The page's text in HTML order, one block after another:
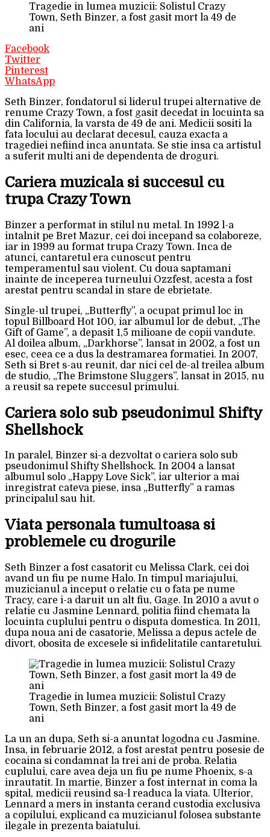
Tragedie in lumea muzicii: Solistul Crazy
Town, Seth Binzer, a fost gasit mort la 49 de
ani
Facebook
Twitter
Pinterest
WhatsApp
Seth Binzer, fondatorul si liderul trupei alternative de
renume Crazy Town, a fost gasit decedat in locuinta sa
din California, la varsta de 49 de ani. Medicii sositi la
fata locului au declarat decesul, cauza exacta a
tragediei nefiind inca anuntata. Se stie insa ca artistul
a suferit multi ani de dependenta de droguri.
Cariera muzicala si succesul cu
trupa Crazy Town
Binzer a performat in stilul nu metal. In 1992 l-a
intalnit pe Bret Mazur, cei doi incepand sa colaboreze,
iar in 1999 au format trupa Crazy Town. Inca de
atunci, cantaretul era cunoscut pentru
temperamentul sau violent. Cu doua saptamani
inainte de inceperea turneului Ozzfest, acesta a fost
arestat pentru scandal in stare de ebrietate.
Single-ul trupei, „Butterfly”, a ocupat primul loc in
topul Billboard Hot 100, iar albumul lor de debut, „The
Gift of Game”, a depasit 1,5 milioane de copii vandute.
Al doilea album, „Darkhorse”, lansat in 2002, a fost un
esec, ceea ce a dus la destramarea formatiei. In 2007,
Seth si Bret s-au reunit, dar nici cel de-al treilea album
de studio, „The Brimstone Sluggers”, lansat in 2015, nu
a reusit sa repete succesul primului.
Cariera solo sub pseudonimul Shifty
Shellshock
In paralel, Binzer si-a dezvoltat o cariera solo sub
pseudonimul Shifty Shellshock. In 2004 a lansat
albumul solo „Happy Love Sick”, iar ulterior a mai
inregistrat cateva piese, insa „Butterfly” a ramas
principalul sau hit.
Viata personala tumultoasa si
problemele cu drogurile
Seth Binzer a fost casatorit cu Melissa Clark, cei doi
avand un fiu pe nume Halo. In timpul mariajului,
muzicianul a inceput o relatie cu o fata pe nume
Tracy, care i-a daruit un alt fiu, Gage. In 2010 a avut o
relatie cu Jasmine Lennard, politia fiind chemata la
locuinta cuplului pentru o disputa domestica. In 2011,
dupa noua ani de casatorie, Melissa a depus actele de
divort, obosita de excesele si infidelitatile cantaretului.
Tragedie in lumea muzicii: Solistul Crazy
Town, Seth Binzer, a fost gasit mort la 49 de
ani
La un an dupa, Seth si-a anuntat logodna cu Jasmine.
Insa, in februarie 2012, a fost arestat pentru posesie de
cocaina si condamnat la trei ani de proba. Relatia
cuplului, care avea deja un fiu pe nume Phoenix, s-a
inrautatit. In martie, Binzer a fost internat in coma la
spital, medicii reusind sa-l readuca la viata. Ulterior,
Lennard a mers in instanta cerand custodia exclusiva
a copilului, explicand ca muzicianul folosea substante
ilegale in prezenta baiatului.